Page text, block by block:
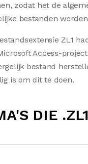
zodat het de
bestanden
ZL1
Access-
bestand
is om dit te doen.
DIE